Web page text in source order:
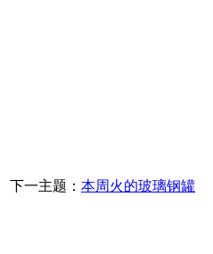
下一主题： 本周火的玻璃钢罐